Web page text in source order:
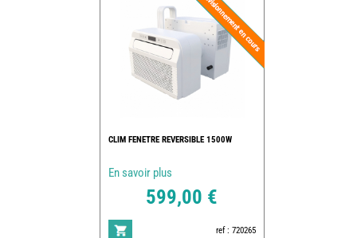
CLIM FENETRE REVERSIBLE 1500W
En savoir plus
599,00 €
ref : 720265